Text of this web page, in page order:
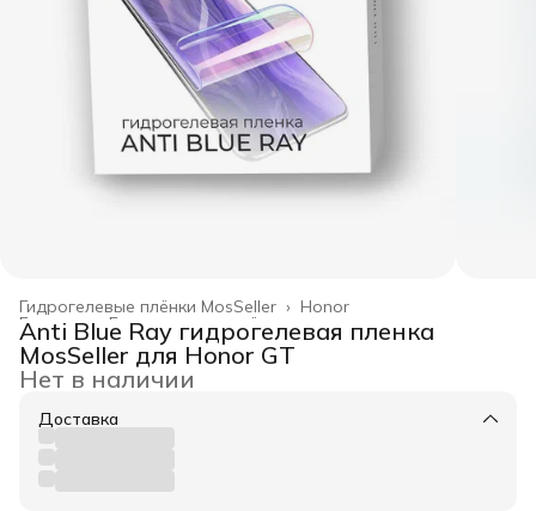
Honor
Гидрогелевые плёнки MosSeller ›
Гидрогелевые плёнки ›
Главная ›
Anti Blue Ray гидрогелевая пленка
MosSeller для Honor GT
Нет в наличии
Доставка